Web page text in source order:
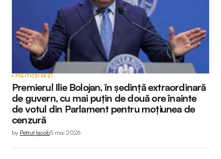
POLITICZI DE ZI
Premierul Ilie Bolojan, în ședință extraordinară
de guvern, cu mai puțin de două ore înainte
de votul din Parlament pentru moțiunea de
cenzură
by Petruț Iacob5 mai 2026